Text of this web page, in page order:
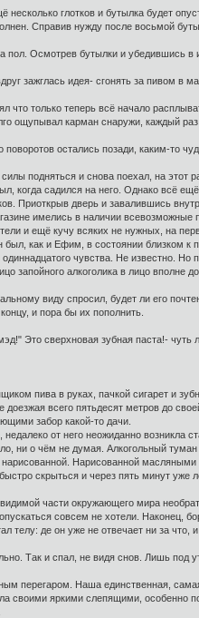
глотков и бутылка будет
Справив нужду после восьмой
Осмотрев бутылки и убедившись в
зажглась идея- сгонять за пивом в
только теперь всё начало
ощупывал карман снаружи, каждый
остались позади, каким-то
подняться и снова поехал, на этот
когда садился на него. Однако всё
Приоткрыв дверь и завалившись
имелись в наличии всевозможные
и ещё кучу всяких не нужных, на
как и Ефим, в состоянии близком к
чувства. Не известно.
алкоголика в лицо вполне
виду спросил, будет ли его
и пора бы их пополнить.
Это сверхновая зубная паста!-
пива в руках, пачкой сигарет и
всего пятьдесят метров до
забор какой-то дачи.
от него неожиданно
ни о чём не думая. Алкогольный
Нарисованной
скрыться и через пять минут уже
части окружающего мира
совсем не хотели. Наконец,
де он уже не отвечает ни за что,
Так и спал, не видя снов. Лишь под
перегаром. Наша единственная,
своими яркими слепящими,